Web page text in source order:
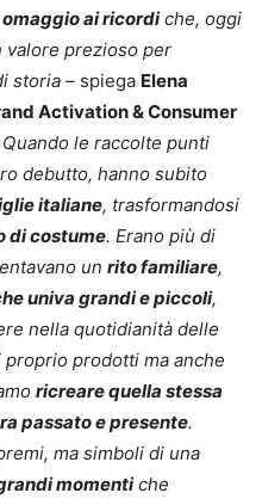
omaggio ai ricordiche, oggi
valore prezioso per
storia – spiega Elena
Activation & Consumer
Quando le raccolte punti
debutto, hanno subito
italiane, trasformandosi
di costume. Erano più di
un rito familiare,
univa grandi e piccoli,
nella quotidianità delle
prodotti ma anche
ricreare quella stessa
passato e presente.
ma simboli di una
momentiche